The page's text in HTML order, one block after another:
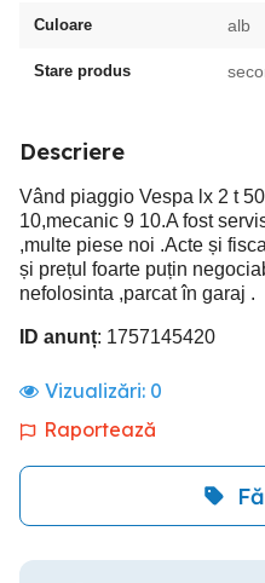
Culoare alb
Stare produs
Descriere
Vând piaggio Vespa lx 2 t
10,mecanic 9 10.A fost
,multe piese noi .Acte și
și prețul foarte puțin
nefolosinta ,parcat în garaj .
ID anunț: 1757145420
Vizualizări: 0
Raportează